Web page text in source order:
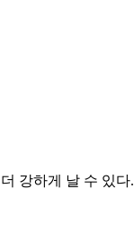
강하게 날 수 있다.